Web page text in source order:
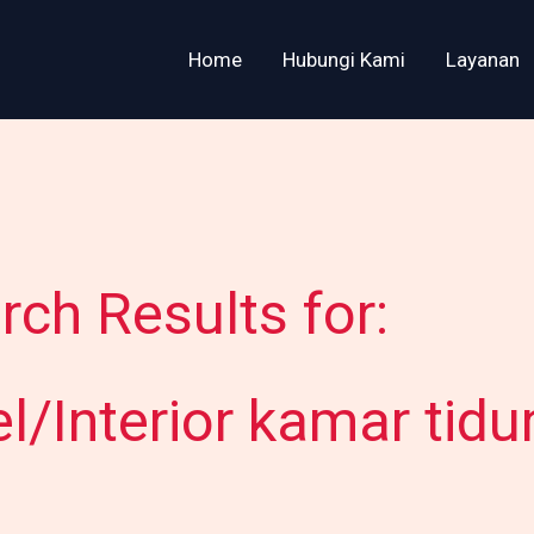
Home Hubungi Kami Layanan
Results for:
Interior kamar